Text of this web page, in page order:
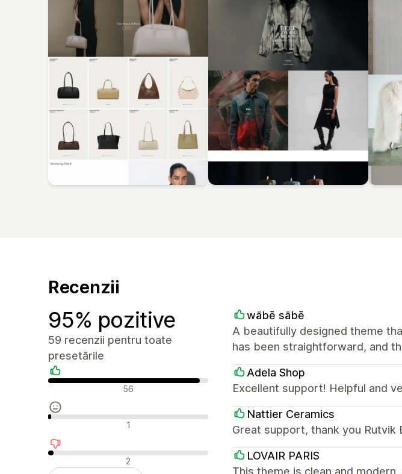
Recenzii
95% pozitive
59 recenzii pentru toate
presetările
Recenzii pozitive56
Recenzii neutre 1
Recenzii negative2
wäbē säbē
A beautifully designed theme
has been straightforward, and
Adela Shop
Excellent support! Helpful and
Nattier Ceramics
Great support, thank you Rutvik
LOVAIR PARIS
This theme is clean and